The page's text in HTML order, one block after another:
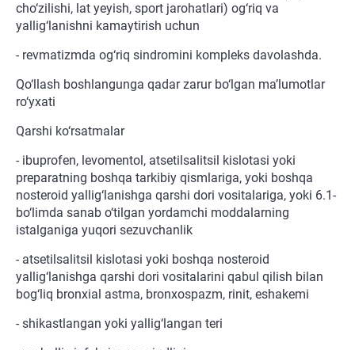
cho‘zilishi, lat yeyish, sport jarohatlari) og‘riq va
yallig‘lanishni kamaytirish uchun
- revmatizmda og‘riq sindromini kompleks davolashda.
Qo‘llash boshlangunga qadar zarur bo‘lgan ma’lumotlar
ro‘yxati
Qarshi ko‘rsatmalar
- ibuprofen, levomentol, atsetilsalitsil kislotasi yoki
preparatning boshqa tarkibiy qismlariga, yoki boshqa
nosteroid yallig‘lanishga qarshi dori vositalariga, yoki 6.1-
bo‘limda sanab o‘tilgan yordamchi moddalarning
istalganiga yuqori sezuvchanlik
- atsetilsalitsil kislotasi yoki boshqa nosteroid
yallig‘lanishga qarshi dori vositalarini qabul qilish bilan
bog‘liq bronxial astma, bronxospazm, rinit, eshakemi
- shikastlangan yoki yallig‘langan teri